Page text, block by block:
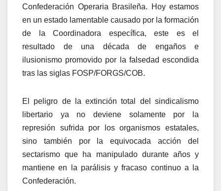
Confederación Operaria Brasileña. Hoy estamos
en un estado lamentable causado por la formación
de la Coordinadora específica, este es el
resultado de una década de engaños e
ilusionismo promovido por
la falsedad escondida
tras las siglas FOSP/FORGS/COB.
El peligro de la extinción total del sindicalismo
libertario ya no deviene solamente por la
represión sufrida por los organismos estatales,
sino también por la equivocada acción del
sectarismo que ha manipulado durante años y
mantiene en la parálisis y fracaso continuo a la
Confederación.